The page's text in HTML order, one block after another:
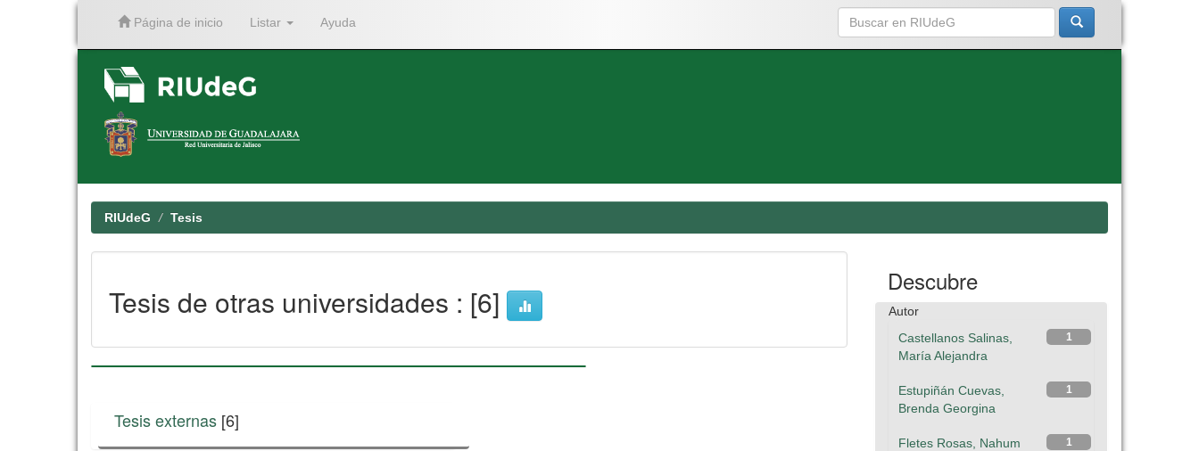
Página de inicio Listar Ayuda
RIUdeG Tesis
Tesis de otras universidades : [6]
Tesis externas [6]
Descubre
Autor
1
Castellanos Salinas,
María Alejandra
1
Estupiñán Cuevas,
Brenda Georgina
1
Fletes Rosas, Nahum